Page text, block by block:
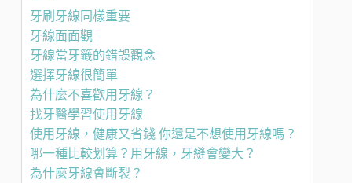
牙刷牙線同樣重要
牙線面面觀
牙線當牙籤的錯誤觀念
選擇牙線很簡單
為什麼不喜歡用牙線？
找牙醫學習使用牙線
使用牙線，健康又省錢 你還是不想使用牙線嗎？
哪一種比較划算？用牙線，牙縫會變大？
為什麼牙線會斷裂？